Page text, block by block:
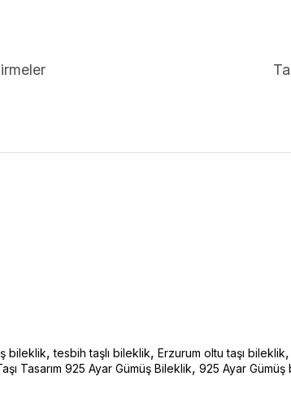
bileklik,tesbih taşlı bileklik, Erzurum oltu taşı bileklik,
Tasarım 925 Ayar Gümüş Bileklik, 925 Ayar Gümüş